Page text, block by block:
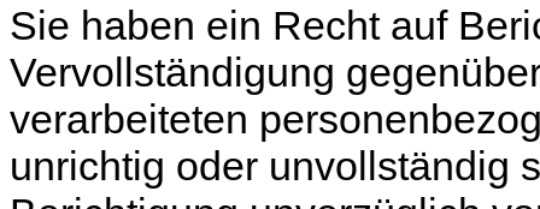
Sie haben ein Recht auf
Vervollständigung
verarbeiteten
unrichtig oder unvollständig